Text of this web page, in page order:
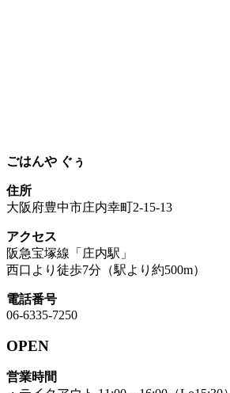
ごはんや ぐぅ
住所
大阪府豊中市庄内幸町2-15-13
アクセス
阪急宝塚線「庄内駅」
西口より徒歩7分（駅より約500m）
電話番号
06-6335-7250
OPEN
営業時間